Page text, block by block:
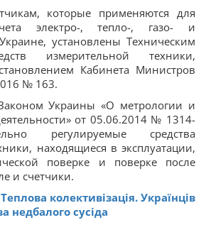
которые применяются для
электро-, тепло-, газо- и
установлены Техническим
измерительной техники,
Кабинета Министров
№ 163.
Украины «О метрологии и
от 05.06.2014 № 1314-
регулируемые средства
находящиеся в эксплуатации,
поверке и поверке после
и счетчики.
Теплова колективізація. Українців
недбалого сусіда